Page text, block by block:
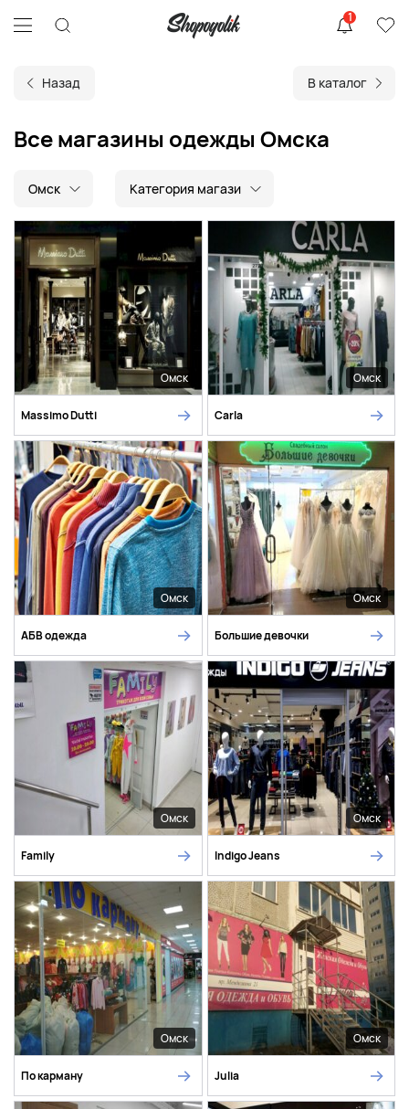
1
Назад В каталог
Все магазины одежды Омска
Омск Категория магази
Омск
Massimo Dutti
Омск
Carla
Омск
АБВ одежда
Омск
Большие девочки
Омск
Family
Омск
Indigo Jeans
Омск
По карману
Омск
Julia